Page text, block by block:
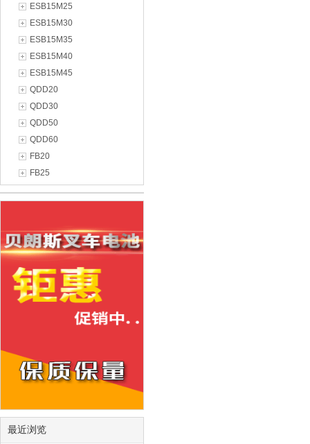
ESB15M25
ESB15M30
ESB15M35
ESB15M40
ESB15M45
QDD20
QDD30
QDD50
QDD60
FB20
FB25
最近浏览